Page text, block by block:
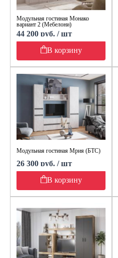
Модульная гостиная Монако
вариант 2 (Мебелони)
44 200 руб. / шт
В корзину
Модульная гостиная Мрия (БТС)
26 300 руб. / шт
В корзину